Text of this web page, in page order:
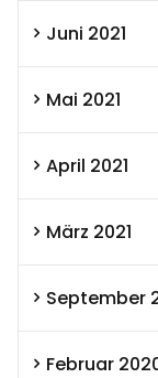
Juni 2021
Mai 2021
April 2021
März 2021
September
Februar